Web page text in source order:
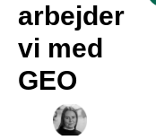
arbejder
vi med
GEO